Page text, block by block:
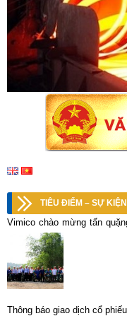
TIÊU ĐIỂM – SỰ KIỆN
Vimico chào mừng tấn
Kẽm, Lò +150
Thông báo giao dịch cổ